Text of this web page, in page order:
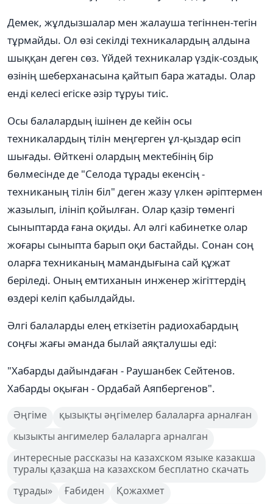
Демек, жұлдызшалар мен жалауша тегіннен-тегін
тұрмайды. Ол өзі секілді техникалардың алдына
шыққан деген сөз. Үйдей техникалар үздік-создық
өзінің шеберханасына қайтып бара жатады. Олар
енді келесі егіске әзір тұруы тиіс.
Осы балалардың ішінен де кейін осы
техникалардың тілін меңгерген ұл-қыздар өсіп
шығады. Өйткені олардың мектебінің бір
бөлмесінде де "Селода тұрады екенсің -
техниканың тілін біл" деген жазу үлкен әріптермен
жазылып, ілініп қойылған. Олар қазір төменгі
сыныптарда ғана оқиды. Ал әлгі кабинетке олар
жоғары сыныпта барып оқи бастайды. Сонан соң
оларға техниканың мамандығына сай құжат
беріледі. Оның емтиханын инженер жігіттердің
өздері келіп қабылдайды.
Әлгі балаларды елең еткізетін радиохабардың
соңғы жағы әманда былай аяқталушы еді:
"Хабарды дайындаған - Раушанбек Сейтенов.
Хабарды оқыған - Ордабай Аяпбергенов".
Әңгіме
қызықты әңгімелер балаларға арналған
кызыкты ангимелер балаларга арналган
интересные рассказы на казахском языке казакша
туралы қазақша на казахском бесплатно скачать
тұрады»
Ғабиден
Қожахмет